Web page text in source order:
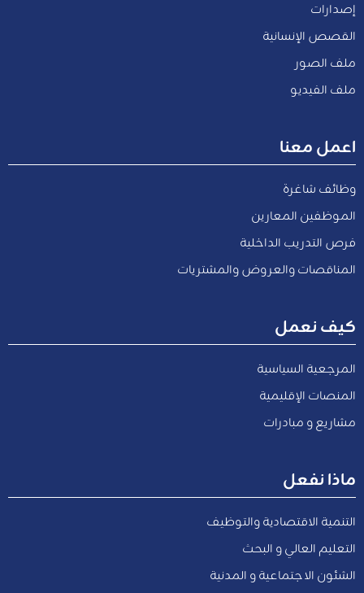
إصدارات
القصص الإنسانية
ملف الصور
ملف الفيديو
اعمل معنا
وظائف شاغرة
الموظفين المعارين
فرص التدريب الداخلية
المناقصات والعروض والمشتريات
كيف نعمل
المرجعية السياسية
المنصات الإقليمية
مشاريع و مبادرات
ماذا نفعل
التنمية الاقتصادية والتوظيف
التعليم العالي و البحث
الشئون الاجتماعية و المدنية